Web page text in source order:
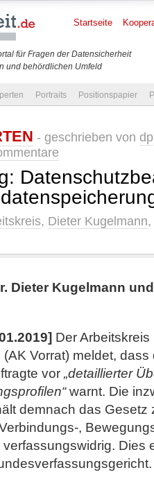
für Fragen der Datensicherheit
und behördlichen Umfeld
Startseite
Portraits Positionspapier
- geschrieben von dp
, Dieter Kugelmann,
Dieter Kugelmann
Der Arbeitskreis
Vorrat) meldet,
vor „detaillierter
warnt. Die
demnach das Gesetz
,
Dies